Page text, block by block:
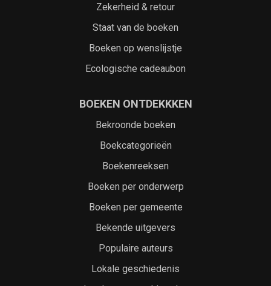
Zekerheid & retour
Staat van de boeken
Boeken op wenslijstje
Ecologische cadeaubon
BOEKEN ONTDEKKKEN
Bekroonde boeken
Boekcategorieën
Boekenreeksen
Boeken per onderwerp
Boeken per gemeente
Bekende uitgevers
Populaire auteurs
Lokale geschiedenis